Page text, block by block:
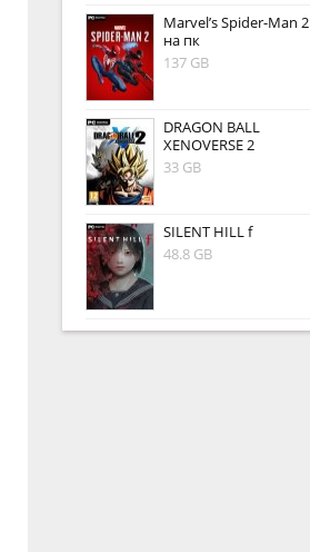
Marvel’s Spider-Man 2
на пк
137 GB
DRAGON BALL
XENOVERSE 2
33 GB
SILENT HILL f
48.8 GB